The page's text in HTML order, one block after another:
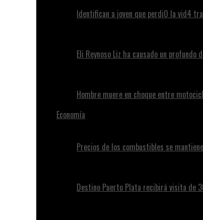
Identifican a joven que perdi0 la vid4
Eli Reynoso Liz ha causado un profundo
Hombre muere en choque entre
Economía
Precios de los combustibles se
Destino Puerto Plata recibirá visita de